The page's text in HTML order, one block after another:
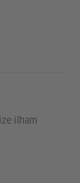
ilham